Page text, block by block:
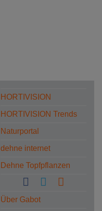
HORTIVISION
HORTIVISION Trends
Naturportal
dehne internet
Dehne Topfpflanzen
Über Gabot